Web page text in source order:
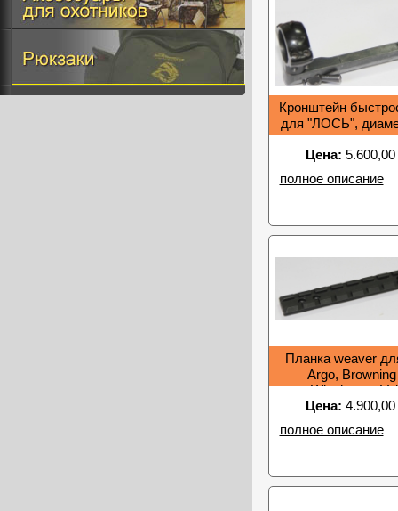
Кронштейн
для "ЛОСЬ",
Цена:
полное описание
Планка weaver
Argo, Browning
Winchester
Цена:
полное описание